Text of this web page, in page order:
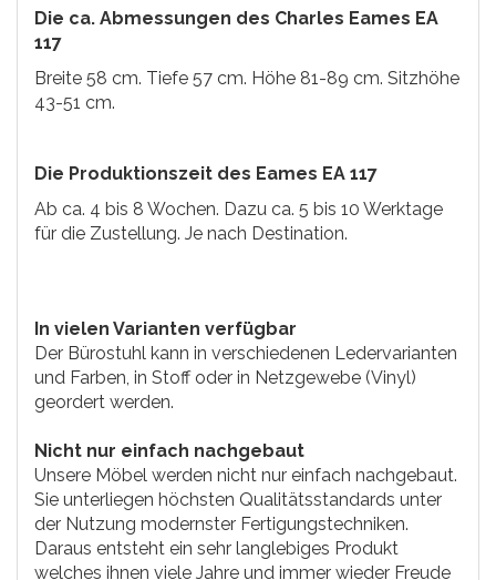
Die ca. Abmessungen des Charles Eames EA
117
Breite 58 cm. Tiefe 57 cm. Höhe 81-89 cm. Sitzhöhe
43-51 cm.
Die Produktionszeit des Eames EA 117
Ab ca. 4 bis 8 Wochen. Dazu ca. 5 bis 10 Werktage
für die Zustellung. Je nach Destination.
In vielen Varianten verfügbar
Der Bürostuhl kann in verschiedenen Ledervarianten
und Farben, in Stoff oder in Netzgewebe (Vinyl)
geordert werden.
Nicht nur einfach nachgebaut
Unsere Möbel werden nicht nur einfach nachgebaut.
Sie unterliegen höchsten Qualitätsstandards unter
der Nutzung modernster Fertigungstechniken.
Daraus entsteht ein sehr langlebiges Produkt
welches ihnen viele Jahre und immer wieder Freude